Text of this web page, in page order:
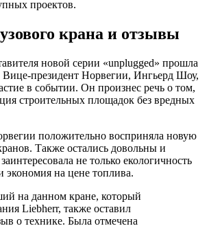
проектов.
крана и отзывы
новой серии «unplugged» прошла
Вице-президент Норвегии, Ингьерд Шоу,
в событии. Он произнес речь о том,
строительных площадок без вредных
положительно восприняла новую
Также остались довольны и
не только екологичность
экономия на цене топлива.
на данном кране, который
Liebherr, также оставил
о технике. Была отмечена